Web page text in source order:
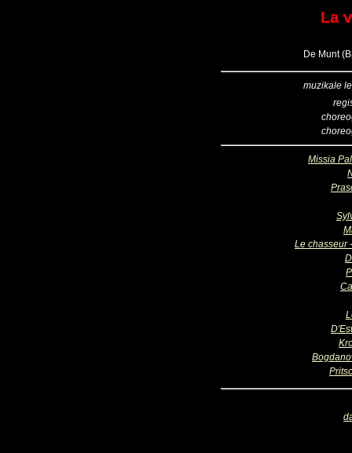
La
De Munt
muzikale
Missia
Le chasseur